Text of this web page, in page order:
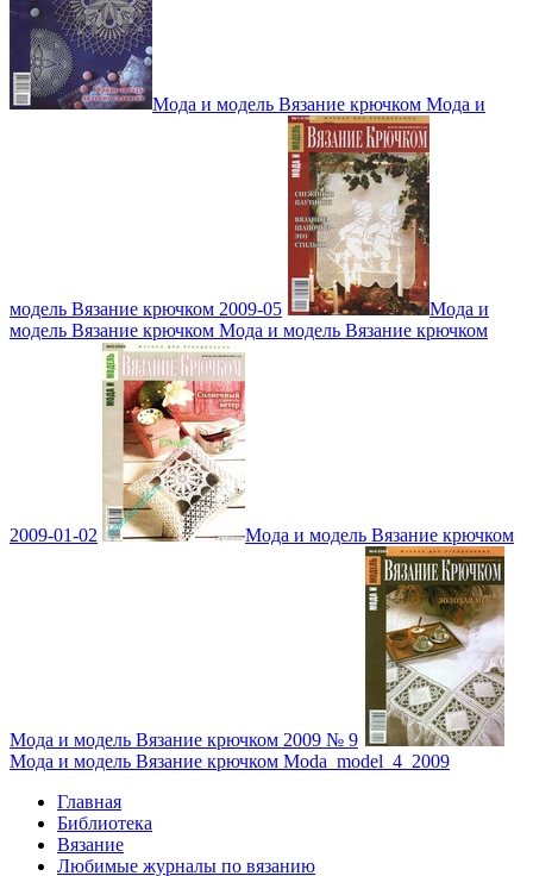
Мода и модель Вязание крючком Мода и
модель Вязание крючком 2009-05
Мода и
модель Вязание крючком Мода и модель Вязание крючком
2009-01-02 Мода и модель Вязание крючком
Мода и модель Вязание крючком 2009 № 9
Мода и модель Вязание крючком Moda_model_4_2009
Главная
Библиотека
Вязание
Любимые журналы по вязанию